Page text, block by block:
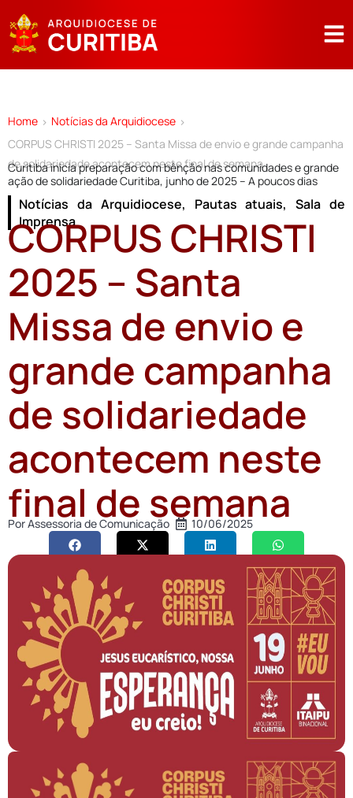
Home > Notícias da Arquidiocese >
CORPUS CHRISTI 2025 – Santa Missa de envio e grande campanha
de solidariedade acontecem neste final de semana
Curitiba inicia preparação com bênção nas comunidades e grande
ação de solidariedade Curitiba, junho de 2025 – A poucos dias
Notícias da Arquidiocese, Pautas atuais,Sala de
Imprensa
CORPUS CHRISTI
2025 – Santa
Missa de envio e
grande campanha
de solidariedade
acontecem neste
final de semana
PorAssessoria de Comunicação 10/06/2025